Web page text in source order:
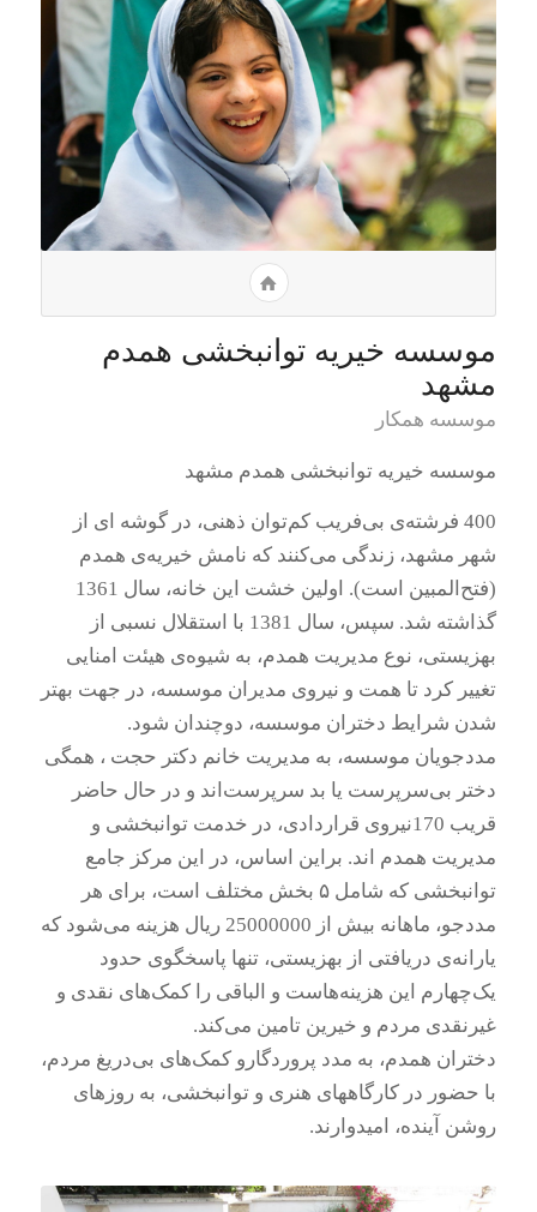
موسسه خیریه توانبخشی همدم
مشهد
موسسه همکار
موسسه خیریه توانبخشی همدم مشهد
400 فرشته‌ی بی‌فریب کم‌توان ذهنی، در گوشه ای از
شهر مشهد، زندگی می‌کنند که نامش خیریه‌ی همدم
(فتح‌المبین است). اولین خشت این خانه، سال 1361
گذاشته شد. سپس، سال 1381 با استقلال نسبی از
بهزیستی، نوع مدیریت همدم، به شیوه‌ی هیئت امنایی
تغییر کرد تا همت و نیروی مدیران موسسه، در جهت بهتر
شدن شرایط دختران موسسه، دوچندان شود.
مددجویان موسسه‌، به مدیریت خانم دکتر حجت ، همگی
دختر بی‌سرپرست یا بد سرپرست‌اند و در حال حاضر
قریب 170نیروی قراردادی، در خدمت توانبخشی و
مدیریت همدم اند. براین اساس، در این مرکز جامع
توانبخشی که شامل ۵ بخش مختلف است، برای هر
مددجو، ماهانه بیش از 25000000 ریال هزینه می‌شود که
یارانه‌ی دریافتی از بهزیستی، تنها پاسخگوی حدود
یک‌چهارم این هزینه‌هاست و الباقی را کمک‌های نقدی و
غیرنقدی مردم و خیرین تامین می‌کند.
دختران همدم، به مدد پروردگارو کمک‌های بی‌دریغ مردم،
با حضور در کارگاههای هنری و توانبخشی، به روزهای
روشن آینده، امیدوارند.